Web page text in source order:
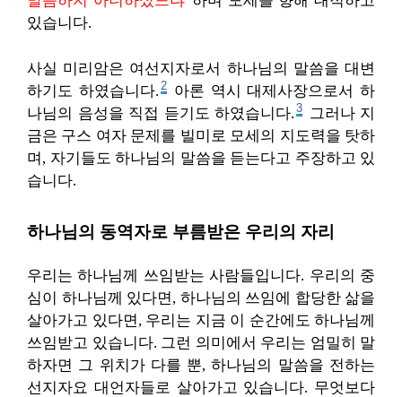
있습니다.
사실 미리암은 여선지자로서 하나님의 말씀을 대변
하기도 하였습니다. 2
아론 역시 대제사장으로서 하
나님의 음성을 직접 듣기도 하였습니다. 3
그러나 지
금은 구스 여자 문제를 빌미로 모세의 지도력을 탓하
며, 자기들도 하나님의 말씀을 듣는다고 주장하고 있
습니다.
하나님의 동역자로 부름받은 우리의 자리
우리는 하나님께 쓰임받는 사람들입니다. 우리의 중
심이 하나님께 있다면, 하나님의 쓰임에 합당한 삶을
살아가고 있다면, 우리는 지금 이 순간에도 하나님께
쓰임받고 있습니다. 그런 의미에서 우리는 엄밀히 말
하자면 그 위치가 다를 뿐, 하나님의 말씀을 전하는
선지자요 대언자들로 살아가고 있습니다. 무엇보다